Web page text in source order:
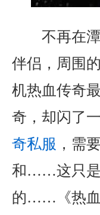
不再在
伴侣，周围
机热血传奇
奇，却闪了
奇私服 ，需
和……这只是
的……《热血